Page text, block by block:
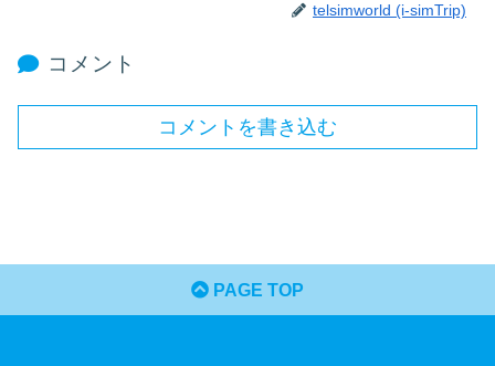
telsimworld (i-simTrip)
コメント
コメントを書き込む
PAGE TOP